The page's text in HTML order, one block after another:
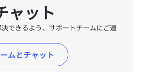
ャット
できるよう、サポートチームにご連
ムとチャット